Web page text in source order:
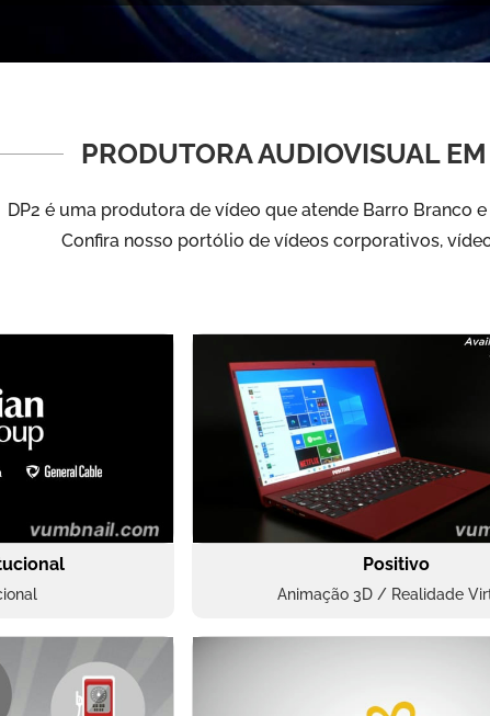
PRODUTORA AUDIOVISUAL
DP2 é uma produtora de vídeo que atende Barro Branco
Confira nosso portólio de vídeos corporativos,
Positivo
Animação 3D / Realidade